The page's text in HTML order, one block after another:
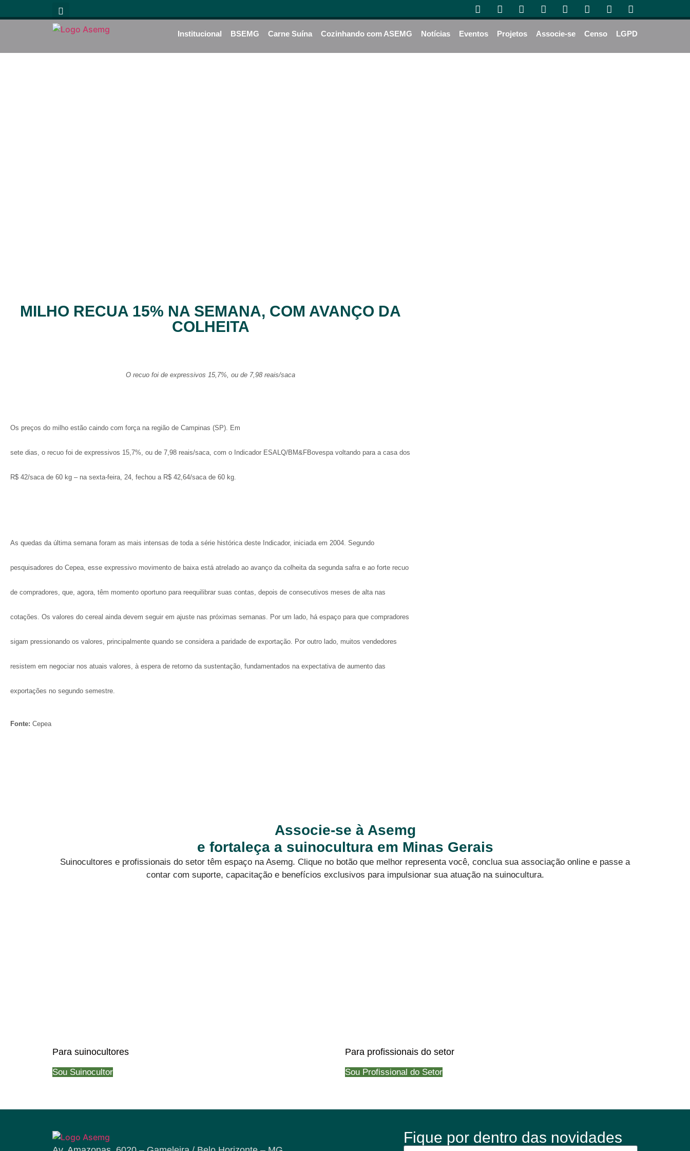
Institucional BSEMG Carne Suína Cozinhando com ASEMG Notícias Eventos Projetos Associe-se Censo LGPD
MILHO RECUA 15% NA SEMANA, COM AVANÇO DA
COLHEITA
O recuo foi de expressivos 15,7%, ou de 7,98 reais/saca
Os preços do milho estão caindo com força na região de Campinas (SP). Em
sete dias, o recuo foi de expressivos 15,7%, ou de 7,98 reais/saca, com o Indicador ESALQ/BM&FBovespa voltando para a casa dos
R$ 42/saca de 60 kg – na sexta-feira, 24, fechou a R$ 42,64/saca de 60 kg.
As quedas da última semana foram as mais intensas de toda a série histórica deste Indicador, iniciada em 2004. Segundo
pesquisadores do Cepea, esse expressivo movimento de baixa está atrelado ao avanço da colheita da segunda safra e ao forte recuo
de compradores, que, agora, têm momento oportuno para reequilibrar suas contas, depois de consecutivos meses de alta nas
cotações. Os valores do cereal ainda devem seguir em ajuste nas próximas semanas. Por um lado, há espaço para que compradores
sigam pressionando os valores, principalmente quando se considera a paridade de exportação. Por outro lado, muitos vendedores
resistem em negociar nos atuais valores, à espera de retorno da sustentação, fundamentados na expectativa de aumento das
exportações no segundo semestre.
Fonte: Cepea
Associe-se à Asemg
e fortaleça a suinocultura em Minas Gerais
Suinocultores e profissionais do setor têm espaço na Asemg. Clique no botão que melhor representa você, conclua sua associação online e passe a
contar com suporte, capacitação e benefícios exclusivos para impulsionar sua atuação na suinocultura.
Para suinocultores
Sou Suinocultor
Para profissionais do setor
Sou Profissional do Setor
Fique por dentro das novidades